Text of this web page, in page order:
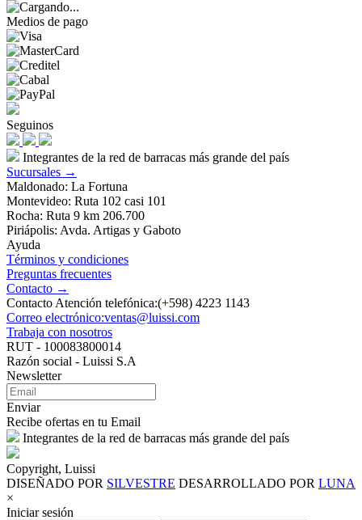
Medios de pago
Seguinos
Integrantes de la red de barracas más grande del país
Sucursales →
Maldonado: La Fortuna
Montevideo: Ruta 102 casi 101
Rocha: Ruta 9 km 206.700
Piriápolis: Avda. Artigas y Gaboto
Ayuda
Términos y condiciones
Preguntas frecuentes
Contacto →
Contacto Atención telefónica:(+598) 4223 1143
Correo electrónico:ventas@luissi.com
Trabaja con nosotros
RUT - 100083800014
Razón social - Luissi S.A
Newsletter
Enviar
Recibe ofertas en tu Email
Integrantes de la red de barracas más grande del país
Copyright, Luissi
DISEÑADO POR SILVESTRE DESARROLLADO POR LUNA
×
Iniciar sesión